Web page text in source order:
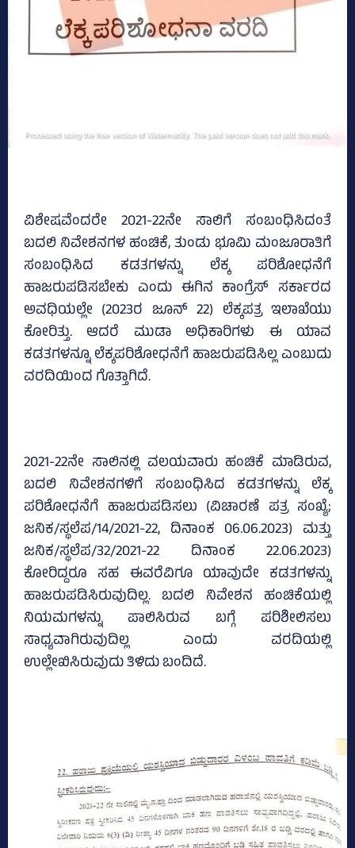
ವಿಶೇಷವೆಂದರೇ 2021-22ನೇ ಸಾಲಿಗೆ ಸಂಬಂಧಿಸಿದಂತೆ
ಬದಲಿ ನಿವೇಶನಗಳ ಹಂಚಿಕೆ, ತುಂಡು ಭೂಮಿ ಮಂಜೂರಾತಿಗೆ
ಸಂಬಂಧಿಸಿದ ಕಡತಗಳನ್ನು ಲೆಕ್ಕ ಪರಿಶೋಧನೆಗೆ
ಹಾಜರುಪಡಿಸಬೇಕು ಎಂದು ಈಗಿನ ಕಾಂಗ್ರೆಸ್‌ ಸರ್ಕಾರದ
ಅವಧಿಯಲ್ಲೇ (2023ರ ಜೂನ್‌ 22) ಲೆಕ್ಕಪತ್ರ ಇಲಾಖೆಯು
ಕೋರಿತ್ತು. ಆದರೆ ಮುಡಾ ಅಧಿಕಾರಿಗಳು ಈ ಯಾವ
ಕಡತಗಳನ್ನೂ ಲೆಕ್ಕಪರಿಶೋಧನೆಗೆ ಹಾಜರುಪಡಿಸಿಲ್ಲ ಎಂಬುದು
ವರದಿಯಿಂದ ಗೊತ್ತಾಗಿದೆ.
2021-22ನೇ ಸಾಲಿನಲ್ಲಿ ವಲಯವಾರು ಹಂಚಿಕೆ ಮಾಡಿರುವ,
ಬದಲಿ ನಿವೇಶನಗಳಿಗೆ ಸಂಬಂಧಿಸಿದ ಕಡತಗಳನ್ನು ಲೆಕ್ಕ
ಪರಿಶೋಧನೆಗೆ ಹಾಜರುಪಡಿಸಲು (ವಿಚಾರಣೆ ಪತ್ರ ಸಂಖ್ಯೆ;
ಜನಿಕ/ಸ್ಥಲೆಪ/14/2021-22, ದಿನಾಂಕ 06.06.2023) ಮತ್ತು
ಜನಿಕ/ಸ್ಥಲೆಪ/32/2021-22 ದಿನಾಂಕ 22.06.2023)
ಕೋರಿದ್ದರೂ ಸಹ ಈವರೆವಿಗೂ ಯಾವುದೇ ಕಡತಗಳನ್ನು
ಹಾಜರುಪಡಿಸಿರುವುದಿಲ್ಲ. ಬದಲಿ ನಿವೇಶನ ಹಂಚಿಕೆಯಲ್ಲಿ
ನಿಯಮಗಳನ್ನು ಪಾಲಿಸಿರುವ ಬಗ್ಗೆ ಪರಿಶೀಲಿಸಲು
ಸಾಧ್ಯವಾಗಿರುವುದಿಲ್ಲ ಎಂದು ವರದಿಯಲ್ಲಿ
ಉಲ್ಲೇಖಿಸಿರುವುದು ತಿಳಿದು ಬಂದಿದೆ.